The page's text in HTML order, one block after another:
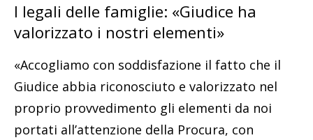
I legali delle famiglie: «Giudice ha
valorizzato i nostri elementi»
«Accogliamo con soddisfazione il fatto che il
Giudice abbia riconosciuto e valorizzato nel
proprio provvedimento gli elementi da noi
portati all’attenzione della Procura, con